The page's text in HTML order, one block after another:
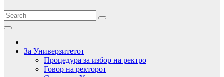
За Универзитетот
Процедура за избор на ректро
Говор на ректорот